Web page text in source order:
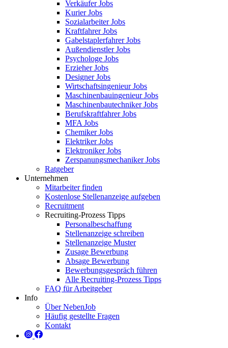
Verkäufer Jobs
Kurier Jobs
Sozialarbeiter Jobs
Kraftfahrer Jobs
Gabelstaplerfahrer Jobs
Außendienstler Jobs
Psychologe Jobs
Erzieher Jobs
Designer Jobs
Wirtschaftsingenieur Jobs
Maschinenbauingenieur Jobs
Maschinenbautechniker Jobs
Berufskraftfahrer Jobs
MFA Jobs
Chemiker Jobs
Elektriker Jobs
Elektroniker Jobs
Zerspanungsmechaniker Jobs
Ratgeber
Unternehmen
Mitarbeiter finden
Kostenlose Stellenanzeige aufgeben
Recruitment
Recruiting-Prozess Tipps
Personalbeschaffung
Stellenanzeige schreiben
Stellenanzeige Muster
Zusage Bewerbung
Absage Bewerbung
Bewerbungsgespräch führen
Alle Recruiting-Prozess Tipps
FAQ für Arbeitgeber
Info
Über NebenJob
Häufig gestellte Fragen
Kontakt